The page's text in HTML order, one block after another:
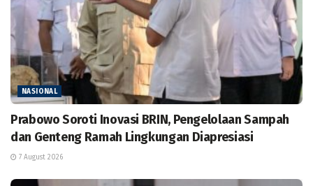
NASIONAL
Prabowo Soroti Inovasi BRIN, Pengelolaan Sampah
dan Genteng Ramah Lingkungan Diapresiasi
7 August 2026